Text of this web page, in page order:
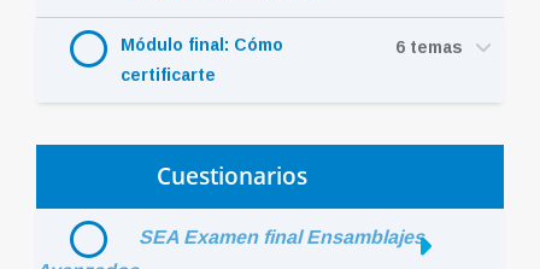
Módulo final: Cómo
certificarte
6 temas
Cuestionarios
SEA Examen final Ensamblajes